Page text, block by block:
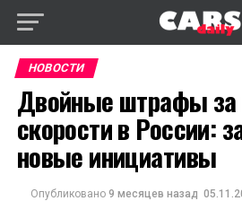
НОВОСТИ
Двойные штрафы
скорости в России:
новые инициативы
Опубликовано 9 месяцев назад